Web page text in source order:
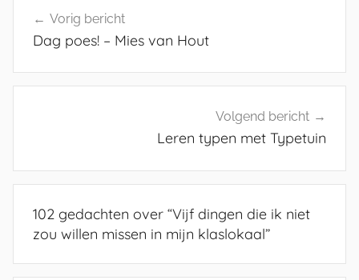
navigatie
Vorig bericht
Dag poes! – Mies van Hout
Volgend bericht
Leren typen met Typetuin
102 gedachten over “Vijf dingen die ik niet
zou willen missen in mijn klaslokaal”